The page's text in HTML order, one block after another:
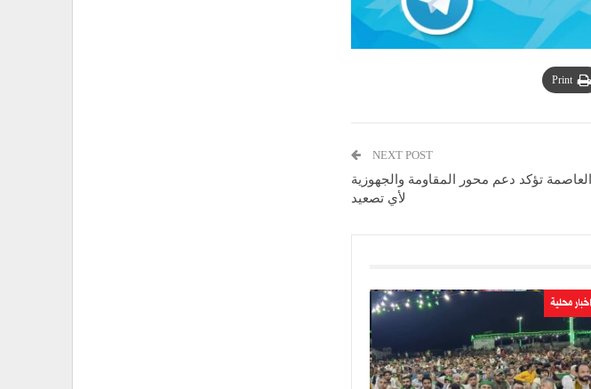
Print
NEXT POST
تؤكد دعم محور المقاومة والجهوزية
لأي تصعيد
اخبار محلية